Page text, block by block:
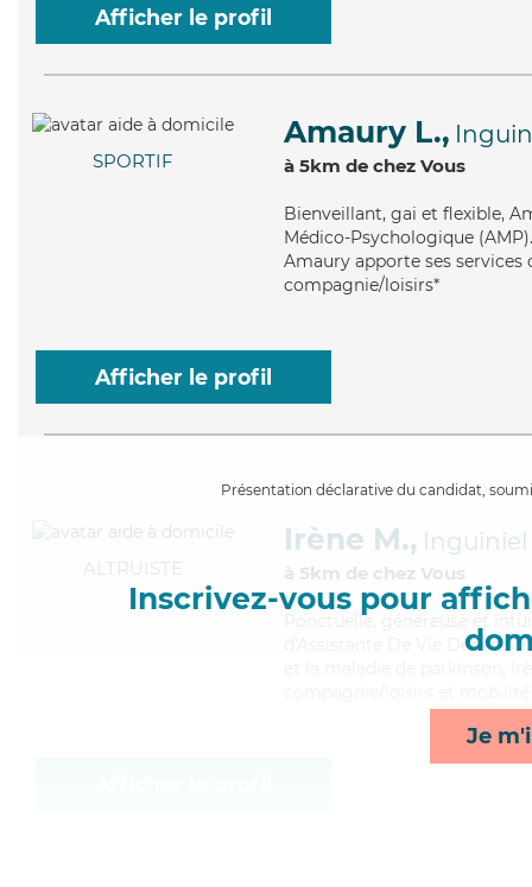
Afficher le profil
SPORTIF
Amaury L.,
à 5km de chez Vous
Bienveillant, gai et flexible,
Médico-Psychologique
Amaury apporte ses
compagnie/loisirs*
Afficher le profil
Présentation déclarative du candidat,
Inscrivez-vous pour
Je
ALTRUISTE
Irène M., Inguiniel
à 5km de chez Vous
Ponctuelle
d'Assistante De Vie